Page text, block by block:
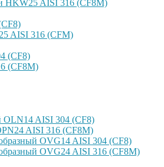
HKW25 AISI 316 (CF8M)
AISI 316 (CFM)
(CF8)
(CF8M)
AISI 304 (CF8)
AISI 316 (CF8M)
OVG14 AISI 304 (CF8)
OVG24 AISI 316 (CF8М)